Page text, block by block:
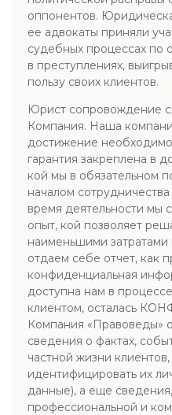
оппонентов.
ее адвокаты приняли
судебных процессах по
в преступлениях,
пользу своих клиентов.
Юрист сопровождение
Компания. Наша
достижение
гарантия закреплена в
кой мы в обязательном
началом
время деятельности мы
опыт, кой позволяет
наименьшими
отдаем себе отчет, как
конфиденциальная
доступна нам в
клиентом, осталась
Компания «Правоведы»
сведения о фактах,
частной жизни
идентифицировать их
данные), а еще
профессиональной и